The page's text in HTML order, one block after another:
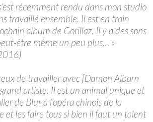
récemment rendu dans mon studio
travaillé ensemble. Il est en train
album de Gorillaz. Il y a des sons
être même un peu plus… »
de travailler avec [Damon Albarn
artiste. Il est un animal unique et
de Blur à l’opéra chinois de la
et les faire tous si bien il faut un talent